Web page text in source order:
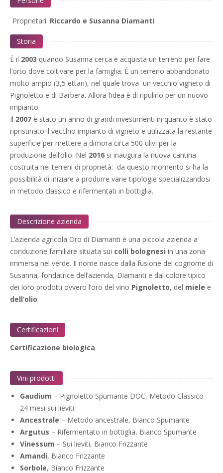
Proprietari: Riccardo e Susanna Diamanti
Storia
È il 2003 quando Susanna cerca e acquista un terreno per fare
l’orto dove coltivare per la famiglia. È un terreno abbandonato
molto ampio (3,5 ettari), nel quale trova un vecchio vigneto di
Pignoletto e di Barbera. Allora l’idea è di ripulirlo per un nuovo
impianto.
Il 2007 è stato un anno di grandi investimenti in quanto è stato
ripristinato il vecchio impianto di vigneto e utilizzata la restante
superficie per mettere a dimora circa 500 ulivi per la
produzione dell’olio. Nel 2016 si inaugura la nuova cantina
costruita nei terreni di proprietà: da questo momento si ha la
possibilità di iniziare a produrre varie tipologie specializzandosi
in metodo classico e rifermentati in bottiglia.
Descrizione azienda
L’azienda agricola Oro di Diamanti è una piccola azienda a
conduzione familiare situata sui colli bolognesi in una zona
immersa nel verde. Il nome nasce dalla fusione del cognome di
Susanna, fondatrice dell’azienda, Diamanti e dal colore tipico
dei loro prodotti ovvero l’oro del vino Pignoletto, del miele e
dell’olio.
Certificazioni
Certificazione biologica
Vini prodotti
Gaudium – Pignoletto Spumante DOC, Metodo Classico
24 mesi sui lieviti
Ancestrale – Metodo ancestrale, Bianco Spumante
Argutus – Rifermentato in bottiglia, Bianco Spumante
Vinessum – Sui lieviti, Bianco Frizzante
Amandi, Bianco Frizzante
Sorbole, Bianco Frizzante